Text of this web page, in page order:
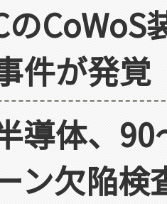
の
件が発覚
導体、
ン欠陥検